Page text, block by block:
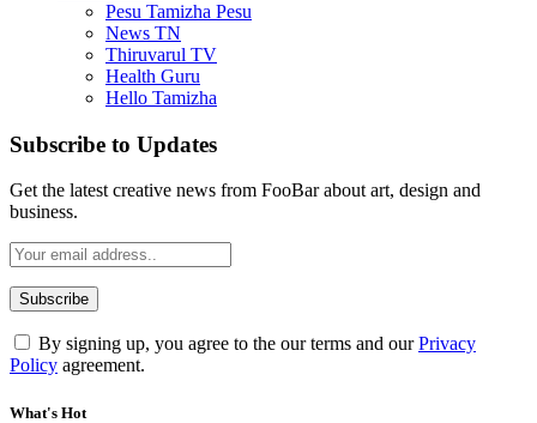
Pesu Tamizha Pesu
News TN
Thiruvarul TV
Health Guru
Hello Tamizha
Subscribe to Updates
Get the latest creative news from FooBar about art, design and
business.
By signing up, you agree to the our terms and ourPrivacy
Policy agreement.
What's Hot